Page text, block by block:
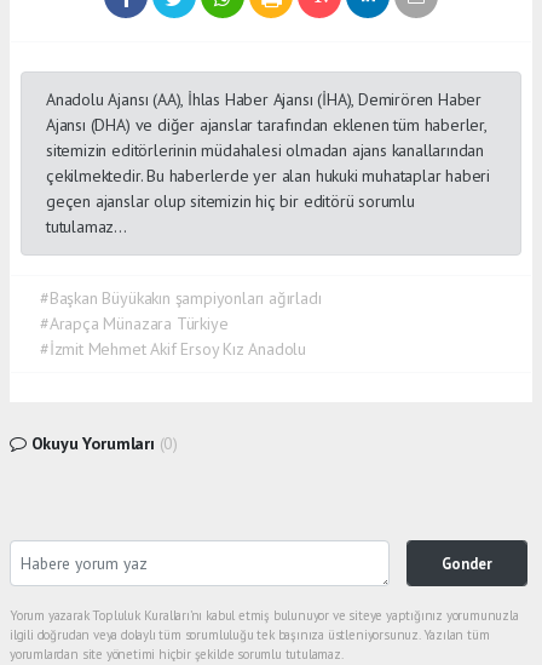
Anadolu Ajansı (AA), İhlas Haber Ajansı (İHA), Demirören Haber
Ajansı (DHA) ve diğer ajanslar tarafından eklenen tüm haberler,
sitemizin editörlerinin müdahalesi olmadan ajans kanallarından
çekilmektedir. Bu haberlerde yer alan hukuki muhataplar haberi
geçen ajanslar olup sitemizin hiç bir editörü sorumlu
tutulamaz...
#Başkan Büyükakın şampiyonları ağırladı
#Arapça Münazara Türkiye
#İzmit Mehmet Akif Ersoy Kız Anadolu
Okuyu Yorumları (0)
Gonder
Yorum yazarak Topluluk Kuralları’nı kabul etmiş bulunuyor ve siteye yaptığınız yorumunuzla
ilgili doğrudan veya dolaylı tüm sorumluluğu tek başınıza üstleniyorsunuz. Yazılan tüm
yorumlardan site yönetimi hiçbir şekilde sorumlu tutulamaz.